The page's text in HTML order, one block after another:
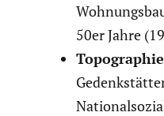
50er Jahre